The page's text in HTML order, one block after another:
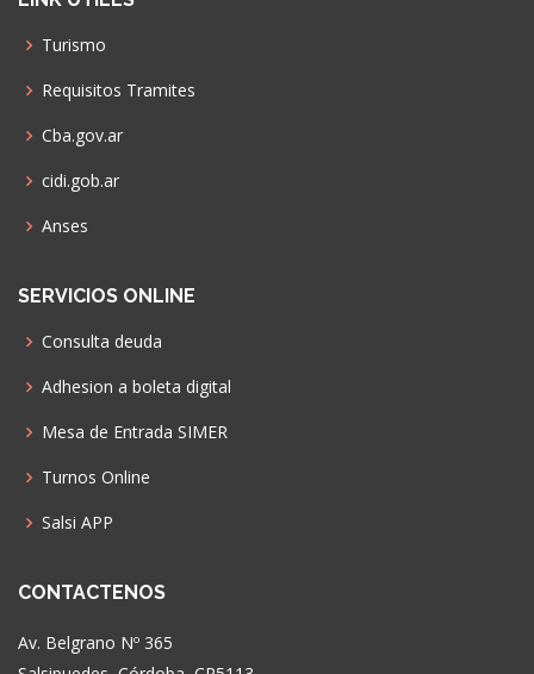
Turismo
Requisitos Tramites
Cba.gov.ar
cidi.gob.ar
Anses
SERVICIOS ONLINE
Consulta deuda
Adhesion a boleta digital
Mesa de Entrada SIMER
Turnos Online
Salsi APP
CONTACTENOS
Av. Belgrano Nº 365